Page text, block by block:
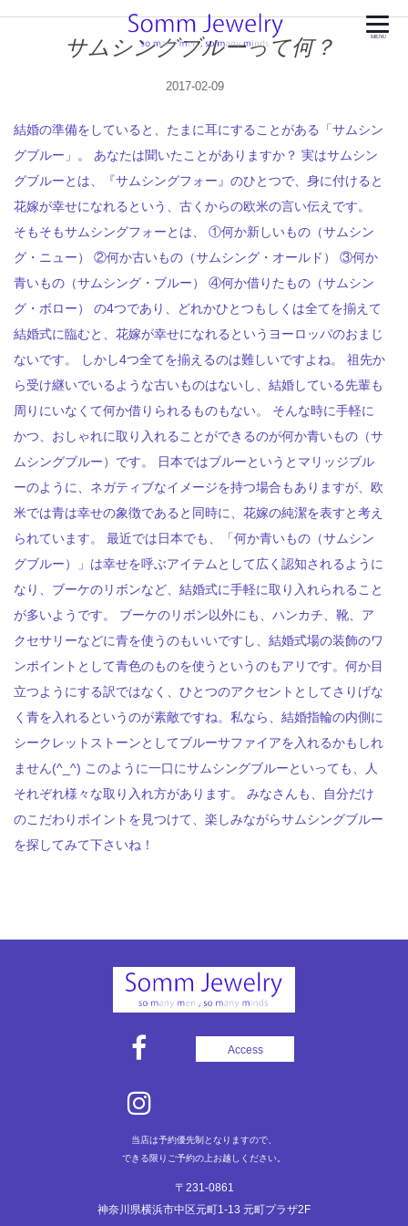
MENU
サムシングブルーって何？
2017-02-09
結婚の準備をしていると、たまに耳にすることがある「サムシン
グブルー」。 あなたは聞いたことがありますか？ 実はサムシン
グブルーとは、『サムシングフォー』のひとつで、身に付けると
花嫁が幸せになれるという、古くからの欧米の言い伝えです。
そもそもサムシングフォーとは、 ①何か新しいもの（サムシン
グ・ニュー） ②何か古いもの（サムシング・オールド） ③何か
青いもの（サムシング・ブルー） ④何か借りたもの（サムシン
グ・ボロー） の4つであり、どれかひとつもしくは全てを揃えて
結婚式に臨むと、花嫁が幸せになれるというヨーロッパのおまじ
ないです。 しかし4つ全てを揃えるのは難しいですよね。 祖先か
ら受け継いでいるような古いものはないし、結婚している先輩も
周りにいなくて何か借りられるものもない。 そんな時に手軽に
かつ、おしゃれに取り入れることができるのが何か青いもの（サ
ムシングブルー）です。 日本ではブルーというとマリッジブル
ーのように、ネガティブなイメージを持つ場合もありますが、欧
米では青は幸せの象徴であると同時に、花嫁の純潔を表すと考え
られています。 最近では日本でも、「何か青いもの（サムシン
グブルー）」は幸せを呼ぶアイテムとして広く認知されるように
なり、ブーケのリボンなど、結婚式に手軽に取り入れられること
が多いようです。 ブーケのリボン以外にも、ハンカチ、靴、ア
クセサリーなどに青を使うのもいいですし、結婚式場の装飾のワ
ンポイントとして青色のものを使うというのもアリです。何か目
立つようにする訳ではなく、ひとつのアクセントとしてさりげな
く青を入れるというのが素敵ですね。私なら、結婚指輪の内側に
シークレットストーンとしてブルーサファイアを入れるかもしれ
ません(^_^) このように一口にサムシングブルーといっても、人
それぞれ様々な取り入れ方があります。 みなさんも、自分だけ
のこだわりポイントを見つけて、楽しみながらサムシングブルー
を探してみて下さいね！
Access
当店は予約優先制となりますので、
できる限りご予約の上お越しください。
〒231-0861
神奈川県横浜市中区元町1-13 元町プラザ2F